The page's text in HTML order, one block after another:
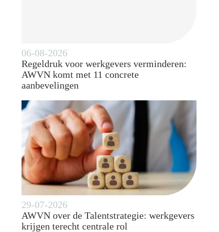
06-08-2026
Regeldruk voor werkgevers verminderen:
AWVN komt met 11 concrete
aanbevelingen
29-07-2026
AWVN over de Talentstrategie: werkgevers
krijgen terecht centrale rol